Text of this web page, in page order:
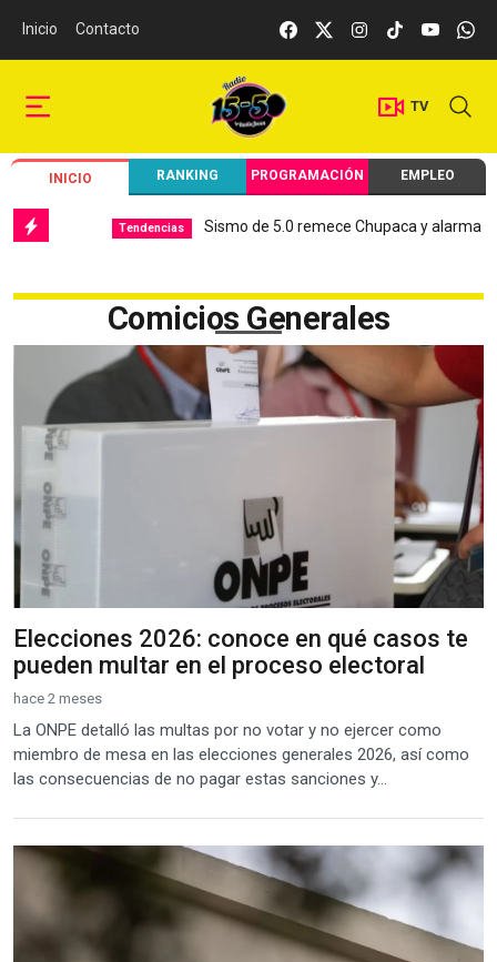
Inicio Contacto
TV
INICIO RANKING PROGRAMACIÓN EMPLEO
Tendencias Sismo de 5.0 remece Chupaca y alarma a
Comicios Generales
Elecciones 2026: conoce en qué casos te
pueden multar en el proceso electoral
hace 2 meses
La ONPE detalló las multas por no votar y no ejercer como
miembro de mesa en las elecciones generales 2026, así como
las consecuencias de no pagar estas sanciones y...